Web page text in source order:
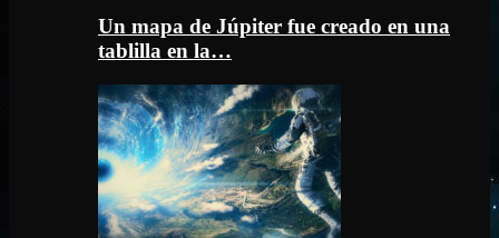
Un mapa de Júpiter fue creado en una
tablilla en la…